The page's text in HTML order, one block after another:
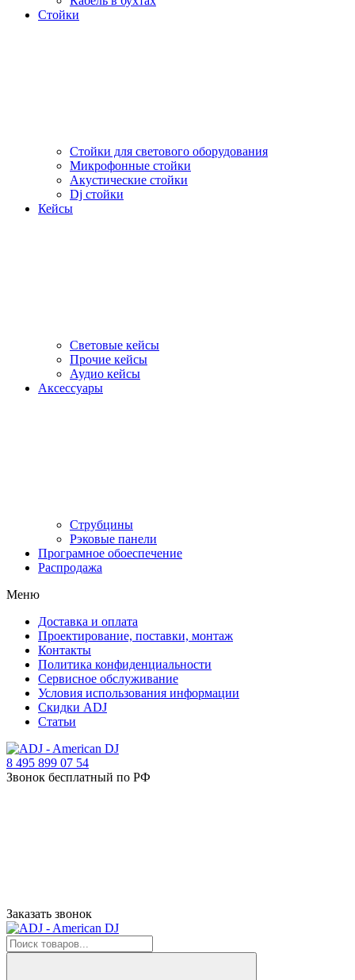
Стойки
Стойки для светового оборудования
Микрофонные стойки
Акустические стойки
Dj стойки
Кейсы
Световые кейсы
Прочие кейсы
Аудио кейсы
Аксессуары
Струбцины
Рэковые панели
Програмное обоеспечение
Распродажа
Меню
Доставка и оплата
Проектирование, поставки, монтаж
Контакты
Политика конфиденциальности
Сервисное обслуживание
Условия использования информации
Скидки ADJ
Статьи
8 495 899 07 54
Звонок бесплатный по РФ
Заказать звонок